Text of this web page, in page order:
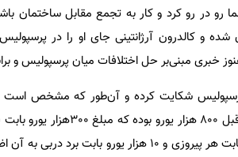
رو در رو کرد و کار به تجمع مقابل ساختمان
و کالدرون آرژانتینی جای او را در
هنوز خبری مبنی‌بر حل اختلافات میان پرسپولیس و
پرسپولیس شکایت کرده و آن‌طور که مشخص
جام‌حذفی، 5 هزار یورو بابت هر پیروزی و 10